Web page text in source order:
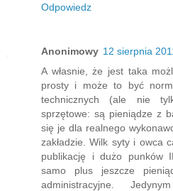
Odpowiedz
Anonimowy 12 sierpnia
A własnie, że jest taka
prosty i może to być
technicznych (ale nie
sprzętowe: są pieniądze z
się je dla realnego
zakładzie. Wilk syty i owca
publikację i dużo punków
samo plus jeszcze
administracyjne.